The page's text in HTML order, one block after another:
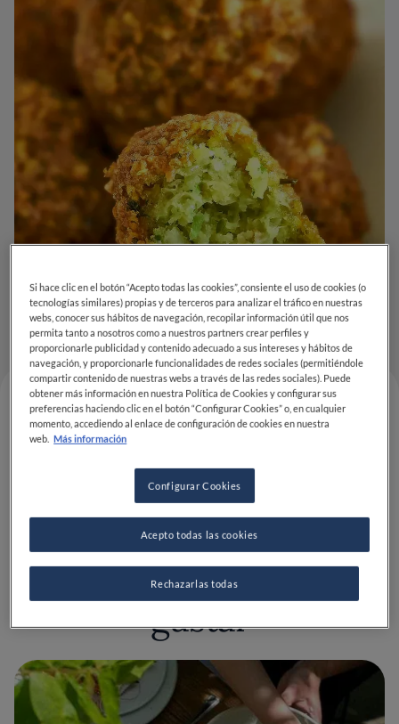
Todos
Ordenar
Más recientes
También te puede
gustar
Si hace clic en el botón “Acepto todas las cookies”, consiente el uso de cookies (o
tecnologías similares) propias y de terceros para analizar el tráfico en nuestras
webs, conocer sus hábitos de navegación, recopilar información útil que nos
permita tanto a nosotros como a nuestros partners crear perfiles y
proporcionarle publicidad y contenido adecuado a sus intereses y hábitos de
navegación, y proporcionarle funcionalidades de redes sociales (permitiéndole
compartir contenido de nuestras webs a través de las redes sociales). Puede
obtener más información en nuestra Política de Cookies y configurar sus
preferencias haciendo clic en el botón “Configurar Cookies” o, en cualquier
momento, accediendo al enlace de configuración de cookies en nuestra
web. Más información
Configurar Cookies
Rechazarlas todas
Acepto todas las cookies